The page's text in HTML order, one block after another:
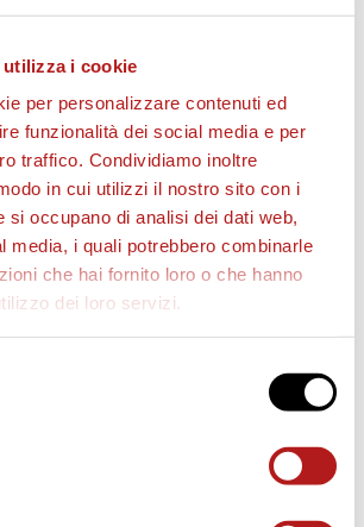
i cookie
per personalizzare contenuti ed
funzionalità dei social media e per
traffico. Condividiamo inoltre
in cui utilizzi il nostro sito con i
si occupano di analisi dei dati web,
media, i quali potrebbero combinarle
che hai fornito loro o che hanno
dei loro servizi.
i 3 anni
TOMBOLATO
USO STADIO
2026/27